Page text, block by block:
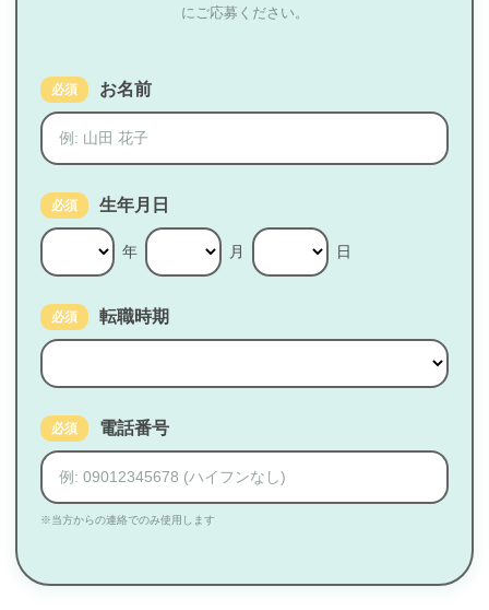
にご応募ください。
必須 お名前
必須 生年月日
年 月 日
必須 転職時期
必須 電話番号
※当方からの連絡でのみ使用します